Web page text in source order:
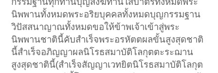
นิพพานทั้งหมดพระอริยบุคคลทั้งหมดบุญกรรมฐาน
วิปัสสนาญาณทั้งหมดขอให้ข้าพเจ้าเข้าสู่พระ
นิพพานชาตินี้คับสำเร็จพระอรหัตตผลขั้นสูงสุดชาติ
นี้สำเร็จอภิญญาผลนิโรธสมาบัติโลกุตตะระฌาน
สูงสุดชาตินี้(สำเร็จสัญญาเวทยิตนิโรธสมาบัติโลกุต